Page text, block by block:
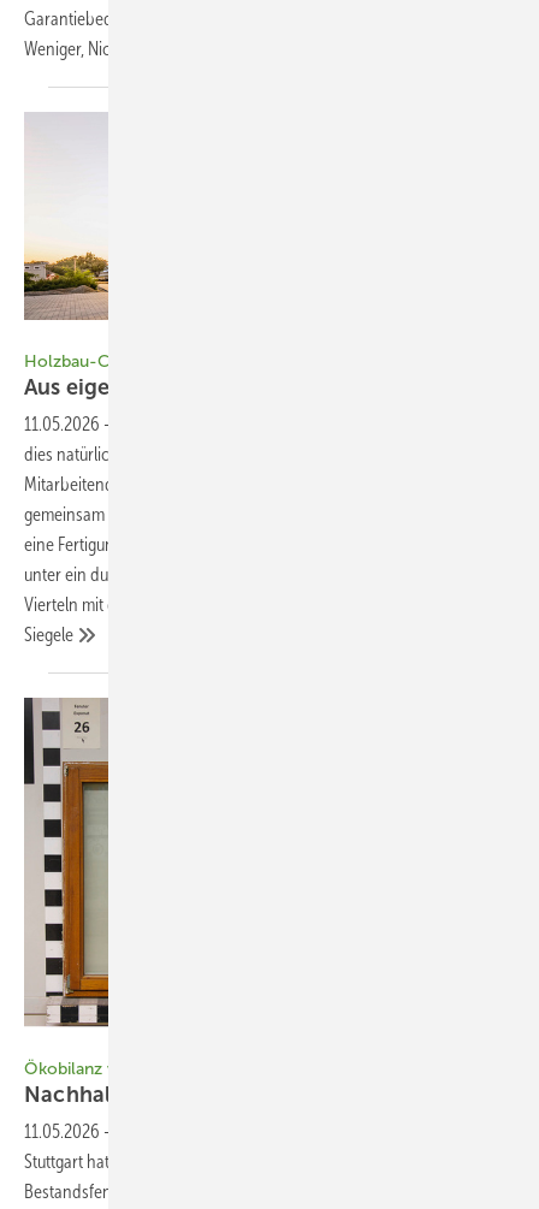
Garantiebedingungen der Heimspeicher unter die Lupe. Johannes
Weniger, Nico
Holzbau-Campus in Meersburg
Aus eigenem Holz
11.05.2026 -
dies natürlich die Berufsehre heraus. Der Familienbetrieb mit rund 60
Mitarbeitenden hat am Rand des Meersburger Gewerbegebiets
gemeinsam mit dem Münchner Büro Klingelhöfer Krötsch Architekten
eine Fertigungshalle, einen Bürotrakt und zehn Mitarbeiterwohnungen
unter ein durchdachtes Konzept gestellt und den Holzbau zu drei
Vierteln mit der eigenen Belegschaft selbst gebaut. Claudia
Siegele
Ökobilanz von Fenstertausch und -ertüchtigung
Nachhaltige Alternativen zum
11.05.2026 -
Stuttgart hat untersucht, wie sich der Komplett­austausch von
Bestandsfenstern zu verschiedenen Varianten ihrer energetischen